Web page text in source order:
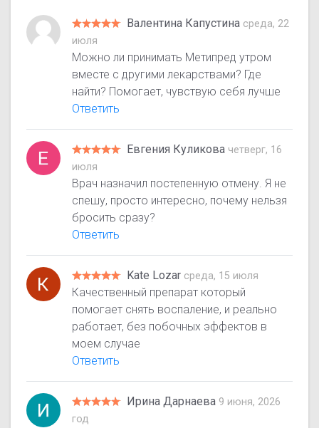
Валентина Капустина среда, 22
июля
Можно ли принимать Метипред утром
вместе с другими лекарствами? Где
найти? Помогает, чувствую себя лучше
Ответить
Евгения Куликова четверг, 16
июля
Врач назначил постепенную отмену. Я не
спешу, просто интересно, почему нельзя
бросить сразу?
Ответить
Kate Lozar среда, 15 июля
Качественный препарат который
помогает снять воспаление, и реально
работает, без побочных эффектов в
моем случае
Ответить
Ирина Дарнаева 9 июня, 2026
год